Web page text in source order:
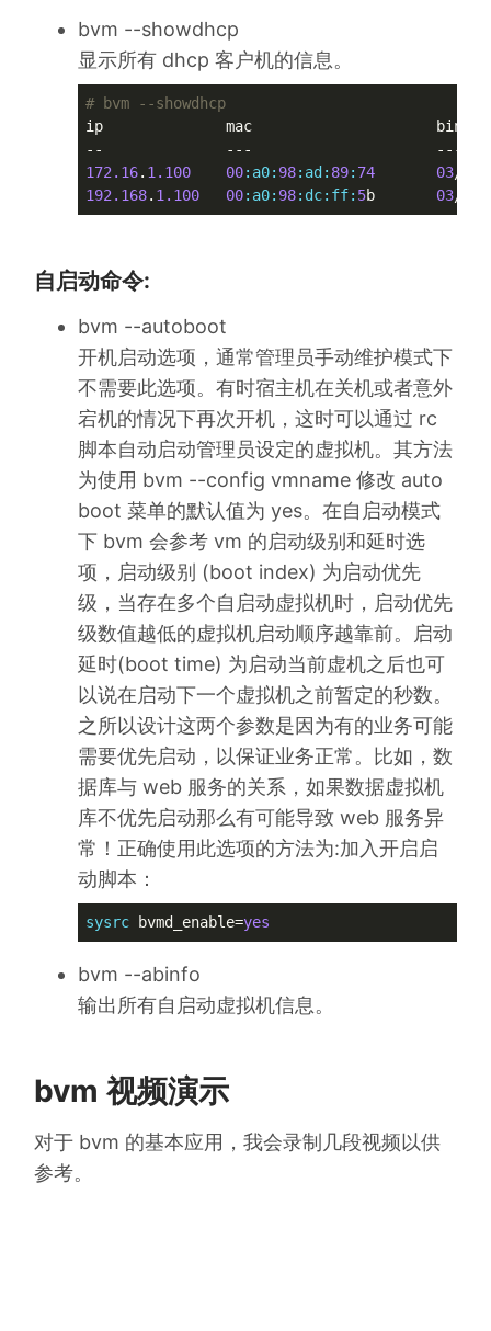
bvm --showdhcp
显示所有 dhcp 客户机的信息。
# bvm --showdhcp
ip              mac
172.16. 1.100 00:a0: 98:ad : 89: 74 03/
192.168. 1.100 00:a0: 98:dc:ff: 5b 03/
自启动命令:
bvm --autoboot
开机启动选项，通常管理员手动维护模式下
不需要此选项。有时宿主机在关机或者意外
宕机的情况下再次开机，这时可以通过 rc
脚本自动启动管理员设定的虚拟机。其方法
为使用 bvm --config vmname 修改 auto
boot 菜单的默认值为 yes。在自启动模式
下 bvm 会参考 vm 的启动级别和延时选
项，启动级别 (boot index) 为启动优先
级，当存在多个自启动虚拟机时，启动优先
级数值越低的虚拟机启动顺序越靠前。启动
延时(boot time) 为启动当前虚机之后也可
以说在启动下一个虚拟机之前暂定的秒数。
之所以设计这两个参数是因为有的业务可能
需要优先启动，以保证业务正常。比如，数
据库与 web 服务的关系，如果数据虚拟机
库不优先启动那么有可能导致 web 服务异
常！正确使用此选项的方法为:加入开启启
动脚本：
sysrc bvmd_enable=yes
bvm --abinfo
输出所有自启动虚拟机信息。
bvm 视频演示
对于 bvm 的基本应用，我会录制几段视频以供
参考。